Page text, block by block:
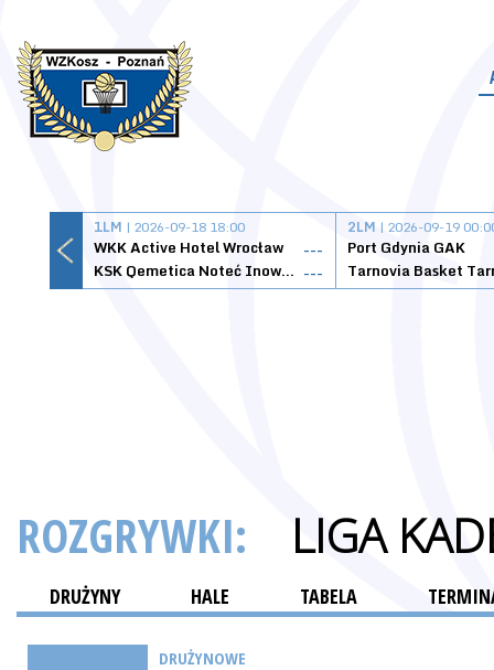
1LM | 2026-09-18 18:00
WKK Active Hotel Wrocław
---
KSK Qemetica Noteć Inowrocław ---
2LM | 2026-09-19
Port Gdynia GAK
ROZGRYWKI: LIGA
DRUŻYNY HALE TABELA
DRUŻYNOWE